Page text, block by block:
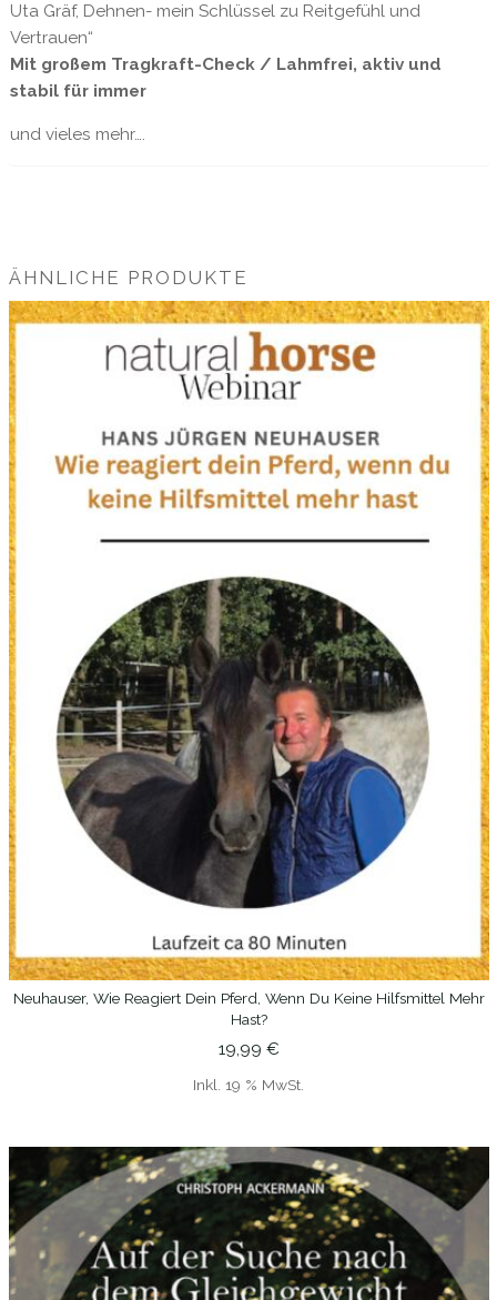
Uta Gräf, Dehnen- mein Schlüssel zu Reitgefühl und
Vertrauen“
Mit großem Tragkraft-Check / Lahmfrei, aktiv und
stabil für immer
und vieles mehr….
ÄHNLICHE PRODUKTE
IN DEN WARENKORB
Neuhauser, Wie Reagiert Dein Pferd, Wenn Du Keine Hilfsmittel Mehr
Hast?
19,99 €
Inkl. 19 % MwSt.